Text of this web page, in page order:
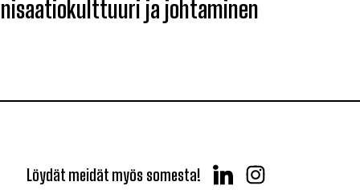
ja johtaminen
Löydät meidät myös somesta!